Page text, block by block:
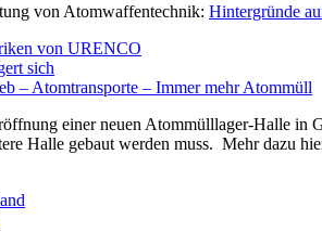
von Atomwaffentechnik: Hintergründe
von URENCO
sich
– Atomtransporte – Immer mehr Atommüll
einer neuen Atommülllager-Halle
Halle gebaut werden muss. Mehr dazu